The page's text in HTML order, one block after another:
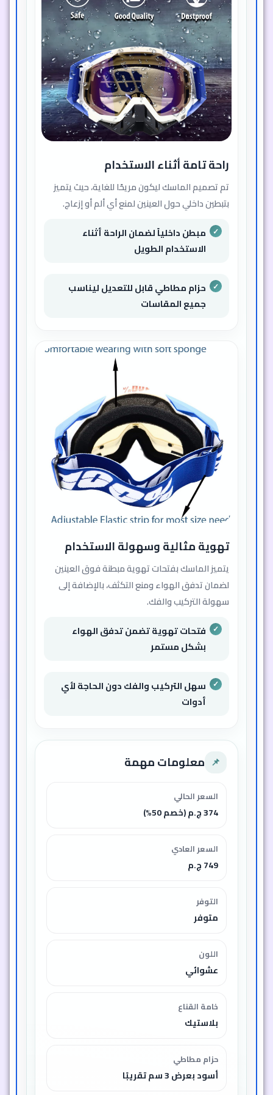
راحة تامة أثناء الاستخدام
تم تصميم الماسك ليكون مريحًا للغاية، حيث يتميز
بتبطين داخلي حول العينين لمنع أي ألم أو إزعاج.
مبطن داخلياً لضمان الراحة أثناء
الاستخدام الطويل
حزام مطاطي قابل للتعديل ليناسب
جميع المقاسات
تهوية مثالية وسهولة الاستخدام
يتميز الماسك بفتحات تهوية مبطنة فوق العينين
لضمان تدفق الهواء ومنع التكثف، بالإضافة إلى
سهولة التركيب والفك.
فتحات تهوية تضمن تدفق الهواء
بشكل مستمر
سهل التركيب والفك دون الحاجة لأي
أدوات
📌 معلومات مهمة
السعر الحالي
374 ج.م (خصم 50%)
السعر العادي
749 ج.م
التوفر
متوفر
اللون
عشوائي
خامة القناع
بلاستيك
حزام مطاطي
أسود بعرض 3 سم تقريبًا